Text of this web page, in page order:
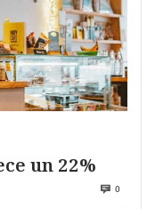
un 22%
0